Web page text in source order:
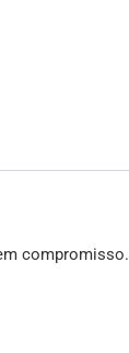
compromisso.